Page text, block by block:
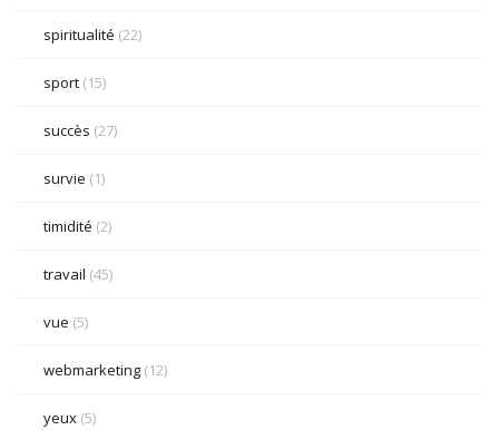
spiritualité (22)
sport (15)
succès (27)
survie (1)
timidité (2)
travail (45)
vue (5)
webmarketing (12)
yeux (5)